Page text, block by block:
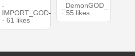
-
IMPORT_GOD-
· 61 likes
_DemonGOD_
· 55 likes